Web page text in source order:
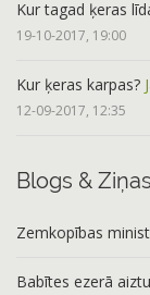
Kur tagad ķeras
19-10-2017, 19:00
Kur ķeras karpas?
12-09-2017, 12:35
Blogs & Ziņas
Zemkopības
Babītes ezerā